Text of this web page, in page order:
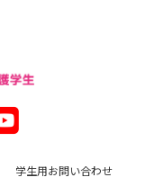
学生用お問い合わせ